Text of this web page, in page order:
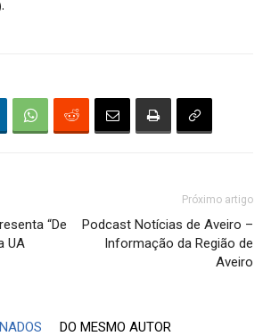
“De
UA
Próximo artigo
Podcast Notícias de Aveiro –
Informação da Região de
Aveiro
DO MESMO AUTOR